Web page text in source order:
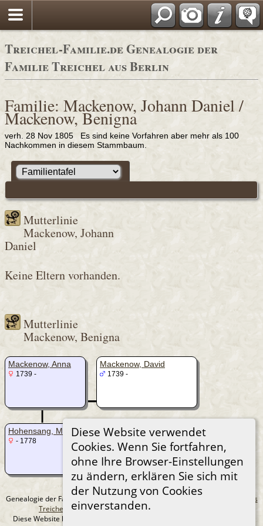
Adressbücher
Treichel-Familie.de Genealogie der
Familie Treichel aus Berlin
Diese Website verwendet
Cookies. Wenn Sie fortfahren,
ohne Ihre Browser-Einstellungen
zu ändern, erklären Sie sich mit
der Nutzung von Cookies
einverstanden.
Familie: Mackenow, Johann Daniel /
Mackenow, Benigna
verh. 28 Nov 1805 Es sind keine Vorfahren aber mehr als 100
Nachkommen in diesem Stammbaum.
Mutterlinie
Mackenow, Johann
Daniel
Keine Eltern vorhanden.
Mutterlinie
Mackenow, Benigna
Mackenow, Anna
1739 -
Mackenow, David
1739 -
|
Hohensang, Maria
- 1778 _
Mackenow, Heinrich
1687 - 1753 (~ 66 Jahre)
Genealogie der Familie Treichel aus Berlin. - erstellt und betreut von
Andreas
Treichel
Copyright © 2014-2026 Alle Rechte vorbehalten.
Diese Website läuft mit